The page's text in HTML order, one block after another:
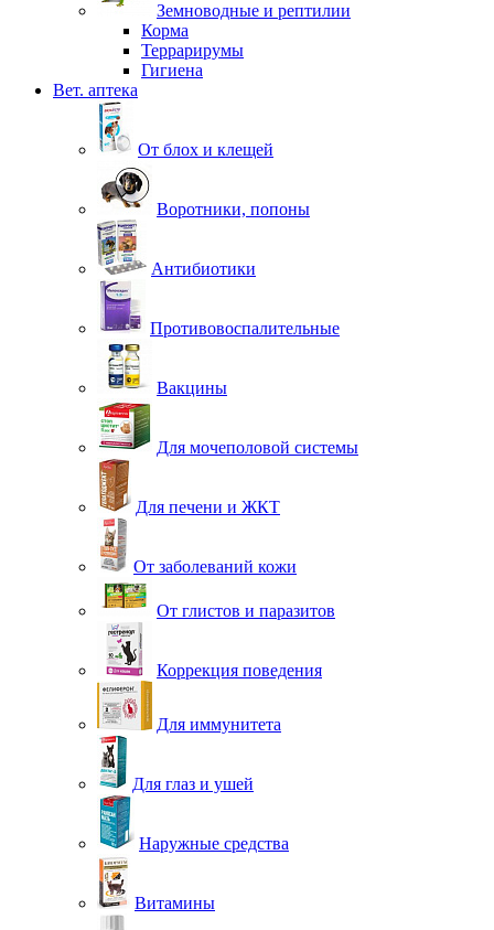
Земноводные и рептилии
Корма
Террарирумы
Гигиена
Вет. аптека
От блох и клещей
Воротники, попоны
Антибиотики
Противовоспалительные
Вакцины
Для мочеполовой системы
Для печени и ЖКТ
От заболеваний кожи
От глистов и паразитов
Коррекция поведения
Для иммунитета
Для глаз и ушей
Наружные средства
Витамины